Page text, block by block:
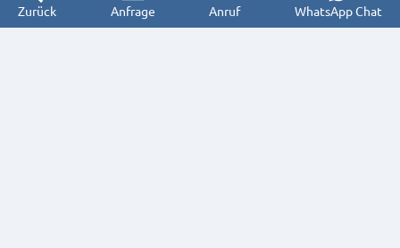
Zurück Anfrage Anruf WhatsApp Chat